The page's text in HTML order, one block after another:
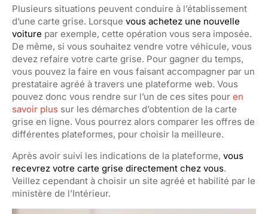
Plusieurs situations peuvent conduire à l’établissement
d’une carte grise. Lorsque vous achetez une nouvelle
voiture par exemple, cette opération vous sera imposée.
De même, si vous souhaitez vendre votre véhicule, vous
devez refaire votre carte grise. Pour gagner du temps,
vous pouvez la faire en vous faisant accompagner par un
prestataire agréé à travers une plateforme web. Vous
pouvez donc vous rendre sur l’un de ces sites pour en
savoir plus sur les démarches d’obtention de la carte
grise en ligne. Vous pourrez alors comparer les offres de
différentes plateformes, pour choisir la meilleure.
Après avoir suivi les indications de la plateforme, vous
recevrez votre carte grise directement chez vous.
Veillez cependant à choisir un site agréé et habilité par le
ministère de l’Intérieur.